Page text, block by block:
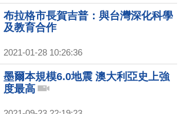
布拉格市長賀吉普：與台灣深化科學
及教育合作
2021-01-28 10:26:36
墨爾本規模6.0地震 澳大利亞史上強
度最高